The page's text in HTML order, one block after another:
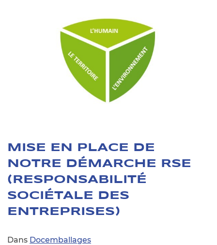
MISE EN PLACE DE
NOTRE DÉMARCHE RSE
(RESPONSABILITÉ
SOCIÉTALE DES
ENTREPRISES)
Dans Docemballages